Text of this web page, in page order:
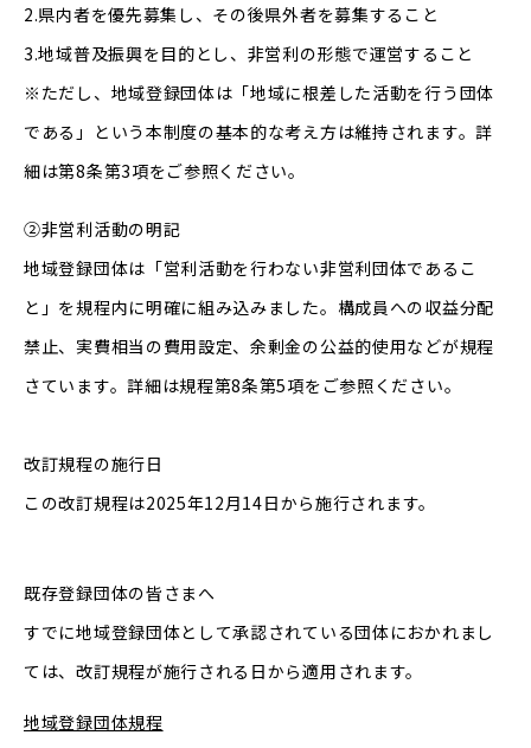
2.県内者を優先募集し、その後県外者を募集すること
3.地域普及振興を目的とし、非営利の形態で運営すること
※ただし、地域登録団体は「地域に根差した活動を行う団体
である」という本制度の基本的な考え方は維持されます。詳
細は第8条第3項をご参照ください。
②非営利活動の明記
地域登録団体は「営利活動を行わない非営利団体であるこ
と」を規程内に明確に組み込みました。構成員への収益分配
禁止、実費相当の費用設定、余剰金の公益的使用などが規程
さています。詳細は規程第8条第5項をご参照ください。
改訂規程の施行日
この改訂規程は2025年12月14日から施行されます。
既存登録団体の皆さまへ
すでに地域登録団体として承認されている団体におかれまし
ては、改訂規程が施行される日から適用されます。
地域登録団体規程